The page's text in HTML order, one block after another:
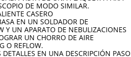
DE MODO SIMILAR.
CASERO
EN UN SOLDADOR DE
Y UN APARATO DE NEBULIZACIONES
UN CHORRO DE AIRE
O REFLOW.
EN UNA DESCRIPCIÓN PASO